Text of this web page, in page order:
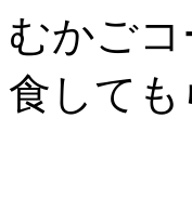
むかご
食して